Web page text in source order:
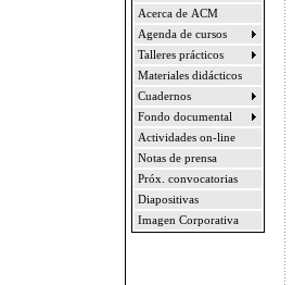
Acerca de ACM
Agenda de cursos
Talleres prácticos
Materiales didácticos
Cuadernos
Fondo documental
Actividades on-line
Notas de prensa
Próx. convocatorias
Diapositivas
Imagen Corporativa